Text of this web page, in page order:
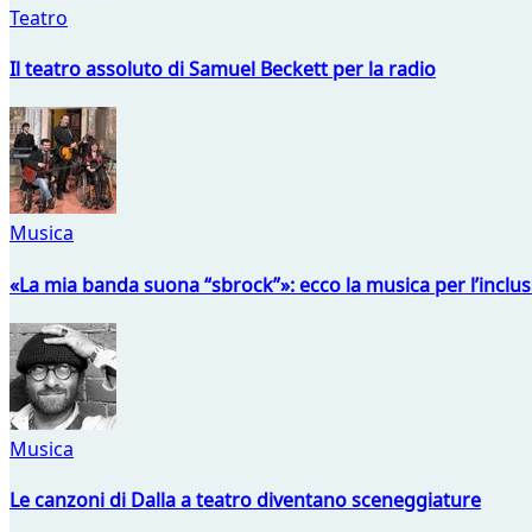
Teatro
Il teatro assoluto di Samuel Beckett per la radio
Musica
«La mia banda suona “sbrock”»: ecco la musica per
Musica
Le canzoni di Dalla a teatro diventano sceneggiature